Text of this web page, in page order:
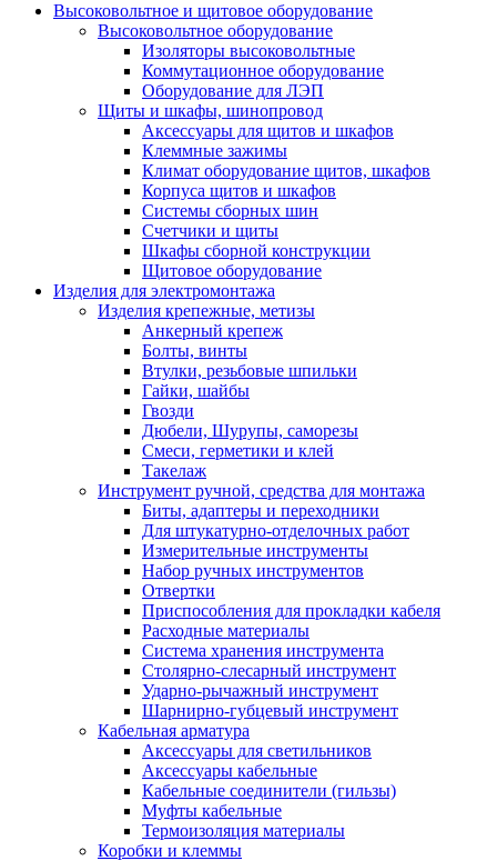
Высоковольтное и щитовое оборудование
Высоковольтное оборудование
Изоляторы высоковольтные
Коммутационное оборудование
Оборудование для ЛЭП
Щиты и шкафы, шинопровод
Аксессуары для щитов и шкафов
Клеммные зажимы
Климат оборудование щитов, шкафов
Корпуса щитов и шкафов
Системы сборных шин
Счетчики и щиты
Шкафы сборной конструкции
Щитовое оборудование
Изделия для электромонтажа
Изделия крепежные, метизы
Анкерный крепеж
Болты, винты
Втулки, резьбовые шпильки
Гайки, шайбы
Гвозди
Дюбели, Шурупы, саморезы
Смеси, герметики и клей
Такелаж
Инструмент ручной, средства для монтажа
Биты, адаптеры и переходники
Для штукатурно-отделочных работ
Измерительные инструменты
Набор ручных инструментов
Отвертки
Приспособления для прокладки кабеля
Расходные материалы
Система хранения инструмента
Столярно-слесарный инструмент
Ударно-рычажный инструмент
Шарнирно-губцевый инструмент
Кабельная арматура
Аксессуары для светильников
Аксессуары кабельные
Кабельные соединители (гильзы)
Муфты кабельные
Термоизоляция материалы
Коробки и клеммы